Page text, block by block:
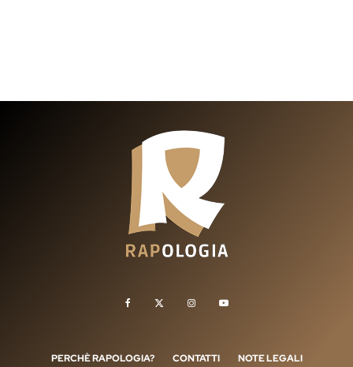
PERCHÈ RAPOLOGIA? CONTATTI NOTE LEGALI